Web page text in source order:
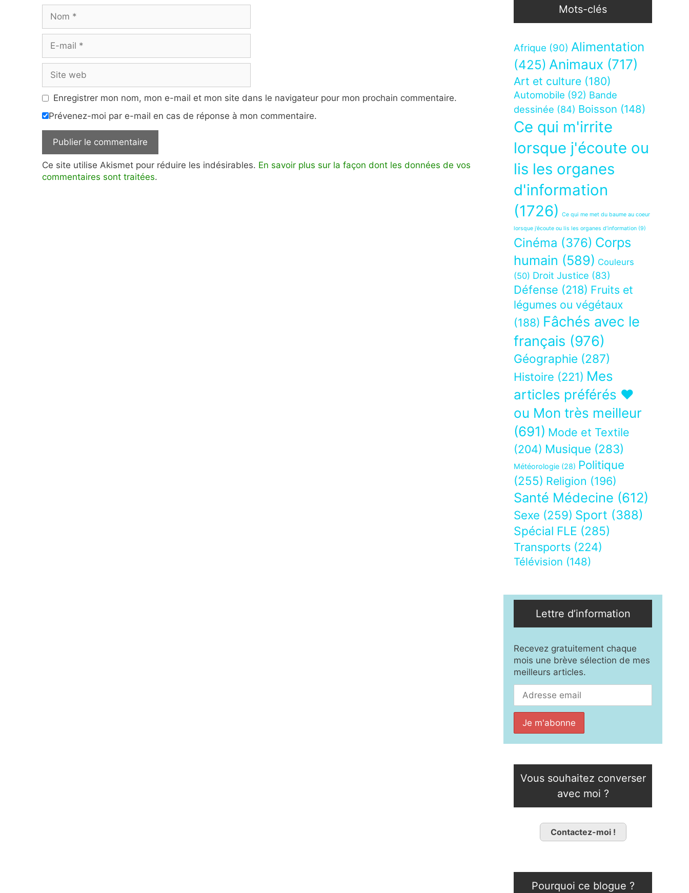
mail
web
Enregistrer mon nom, mon e-mail et mon site dans le navigateur pour mon prochain commentaire.
Prévenez-moi par e-mail en cas de réponse à mon commentaire.
Ce site utilise Akismet pour réduire les indésirables. En savoir plus sur la façon dont les données de vos
commentaires sont traitées.
Mots-clés
Afrique (90) Alimentation
(425) Animaux (717)
Art et culture (180)
Automobile (92) Bande
dessinée (84) Boisson (148)
Ce qui m'irrite
lorsque j'écoute ou
lis les organes
d'information
(1726)
Ce qui me met du baume au coeur
lorsque j’écoute ou lis les organes d’information (9)
Cinéma (376) Corps
humain (589) Couleurs
(50) Droit Justice (83)
Défense (218) Fruits et
légumes ou végétaux
(188) Fâchés avec le
français (976)
Géographie (287)
Histoire (221) Mes
articles préférés ❤
ou Mon très meilleur
(691) Mode et Textile
(204) Musique (283)
Météorologie (28) Politique
(255) Religion (196)
Santé Médecine (612)
Sexe (259) Sport (388)
Spécial FLE (285)
Transports (224)
Télévision (148)
Lettre d’information
Recevez gratuitement chaque
mois une brève sélection de mes
meilleurs articles.
Vous souhaitez converser
avec moi ?
Contactez-moi !
Pourquoi ce blogue ?